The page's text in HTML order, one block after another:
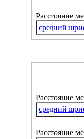
Расстояние
средний
Расстояние
средний
Расстояние